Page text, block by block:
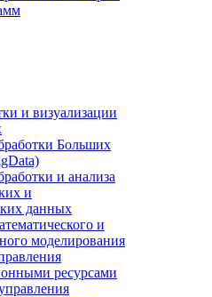
и визуализации
Больших
и анализа
и
данных
и
моделирования
ресурсами